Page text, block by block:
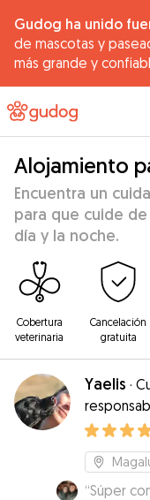
Gudog ha unido
de mascotas y
más grande y
Alojamiento
Encuentra un
para que cuide
día y la noche.
Cobertura
veterinaria
Cancelación
gratuita
Yaelis ·
“Súper